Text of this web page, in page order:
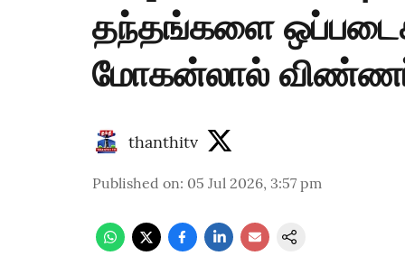
தந்தங்களை
மோகன்லால்
thanthitv
Published on: 05 Jul 2026, 3:57 pm